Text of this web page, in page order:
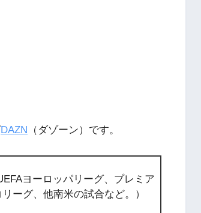
DAZN （ダゾーン）です。
ヨーロッパリーグ、プレミア
ーグ、他南米の試合など。）